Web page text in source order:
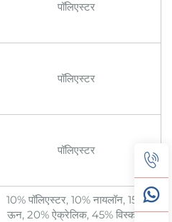
पॉलिएस्टर
पॉलिएस्टर
पॉलिएस्टर
10% पॉलिएस्टर, 10% नायलॉन, 15%
ऊन, 20% ऐक्रेलिक, 45% विस्कोस